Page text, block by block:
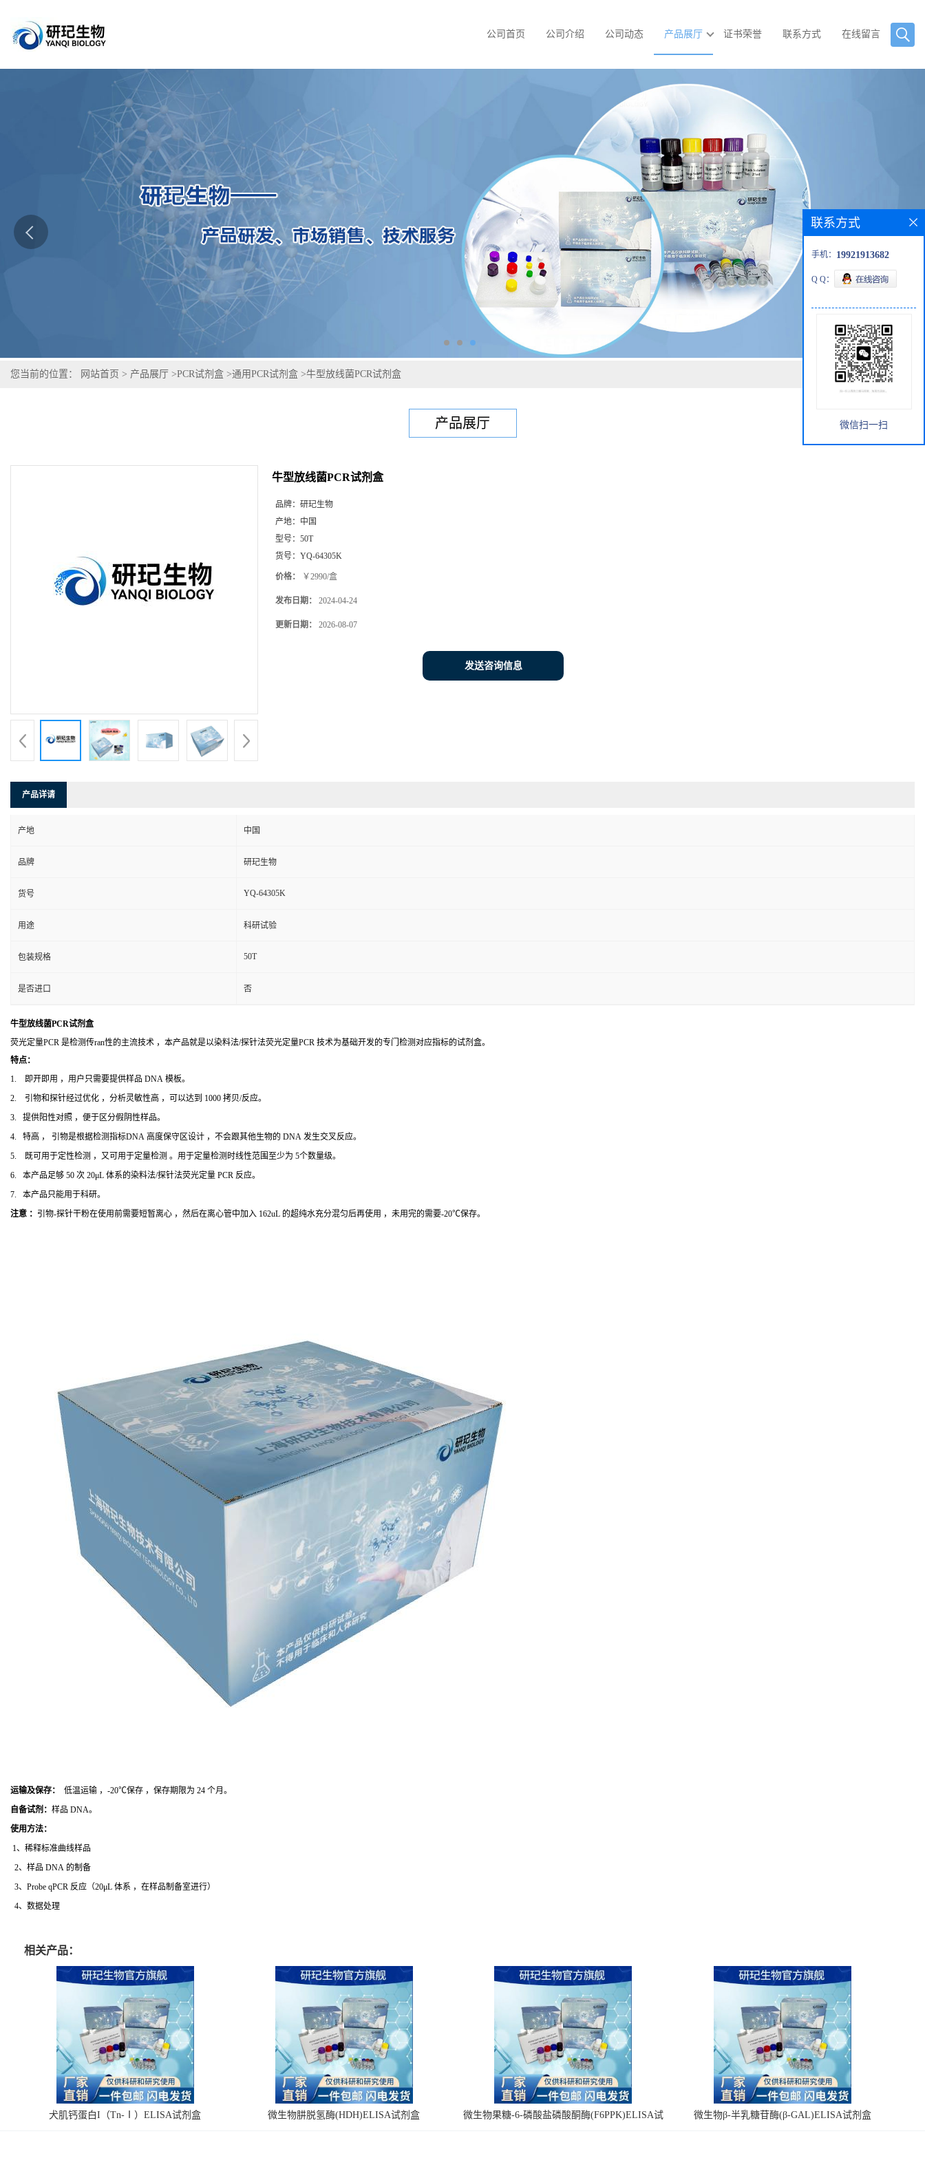
公司首页 公司介绍 公司动态 产品展厅 证书荣誉 联系方式 在线留言
您当前的位置： 网站首页 > 产品展厅 >PCR试剂盒 >通用PCR试剂盒 >牛型放线菌PCR试剂盒
产品展厅
牛型放线菌PCR试剂盒
品牌： 研玘生物
产地： 中国
型号： 50T
货号： YQ-64305K
价格： ￥2990/盒
发布日期： 2024-04-24
更新日期： 2026-08-07
发送咨询信息
产品详请
产地 中国
品牌 研玘生物
货号 YQ-64305K
用途 科研试验
包装规格 50T
是否进口 否
牛型放线菌PCR试剂盒
荧光定量PCR 是检测传ran性的主流技术 ，本产品就是以染料法/探针法荧光定量PCR 技术为基础开发的专门检测对应指标的试剂盒。
特点：
1. 即开即用 ，用户只需要提供样品 DNA 模板。
2. 引物和探针经过优化 ，分析灵敏性高 ，可以达到 1000 拷贝/反应。
3. 提供阳性对照 ，便于区分假阴性样品。
4. 特高 ， 引物是根据检测指标DNA 高度保守区设计 ，不会跟其他生物的 DNA 发生交叉反应。
5. 既可用于定性检测 ，又可用于定量检测 。用于定量检测时线性范围至少为 5个数量级。
6. 本产品足够 50 次 20μL 体系的染料法/探针法荧光定量 PCR 反应。
7. 本产品只能用于科研。
注意 ： 引物-探针干粉在使用前需要短暂离心 ，然后在离心管中加入 162uL 的超纯水充分混匀后再使用 ，未用完的需要-20℃保存。
运输及保存：
低温运输 ，-20℃保存 ，保存期限为 24 个月。
自备试剂： 样品 DNA。
使用方法：
1、稀释标准曲线样品
2、样品 DNA 的制备
3、Probe qPCR 反应（20μL 体系 ，在样品制备室进行）
4、数据处理
相关产品：
犬肌钙蛋白I（Tn-Ⅰ）ELISA试剂盒 微生物肼脱氢酶(HDH)ELISA试剂盒
微生物果糖-6-磷酸盐磷酸酮酶(F6PPK)ELISA试
微生物β-半乳糖苷酶(β-GAL)ELISA试剂盒
联系方式
手机： 19921913682
Q Q：
微信扫一扫